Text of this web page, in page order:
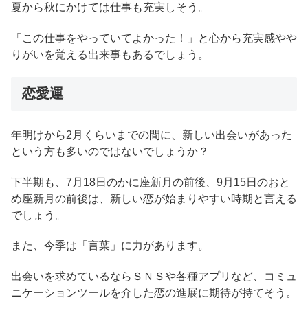
夏から秋にかけては仕事も充実しそう。
「この仕事をやっていてよかった！」と心から充実感やや
りがいを覚える出来事もあるでしょう。
恋愛運
年明けから2月くらいまでの間に、新しい出会いがあった
という方も多いのではないでしょうか？
下半期も、7月18日のかに座新月の前後、9月15日のおと
め座新月の前後は、新しい恋が始まりやすい時期と言える
でしょう。
また、今季は「言葉」に力があります。
出会いを求めているならＳＮＳや各種アプリなど、コミュ
ニケーションツールを介した恋の進展に期待が持てそう。